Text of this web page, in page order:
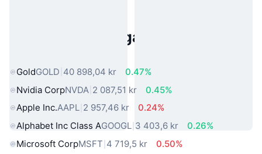
Populära tillgångar från den
GoldGOLD 40 898,04 kr
0.47%
Nvidia CorpNVDA 2 087,51 kr
0.45%
Apple Inc.AAPL 2 957,46 kr
0.24%
Alphabet Inc Class AGOOGL 3 403,6 kr
0.26%
Microsoft CorpMSFT 4 719,5 kr
0.50%